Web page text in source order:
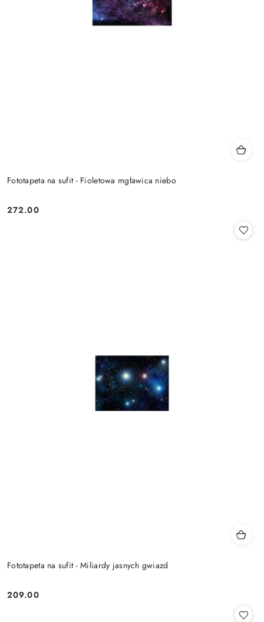
Fototapeta na sufit - Fioletowa mgławica niebo
Cena:
272.00
Fototapeta na sufit - Miliardy jasnych gwiazd
Cena:
209.00